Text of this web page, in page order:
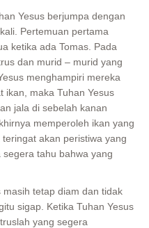
Yesus berjumpa dengan
Pertemuan pertama
ketika ada Tomas. Pada
dan murid – murid yang
menghampiri mereka
ikan, maka Tuhan Yesus
jala di sebelah kanan
memperoleh ikan yang
akan peristiwa yang
tahu bahwa yang
tetap diam dan tidak
sigap. Ketika Tuhan Yesus
yang segera